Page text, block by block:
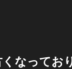
なってお